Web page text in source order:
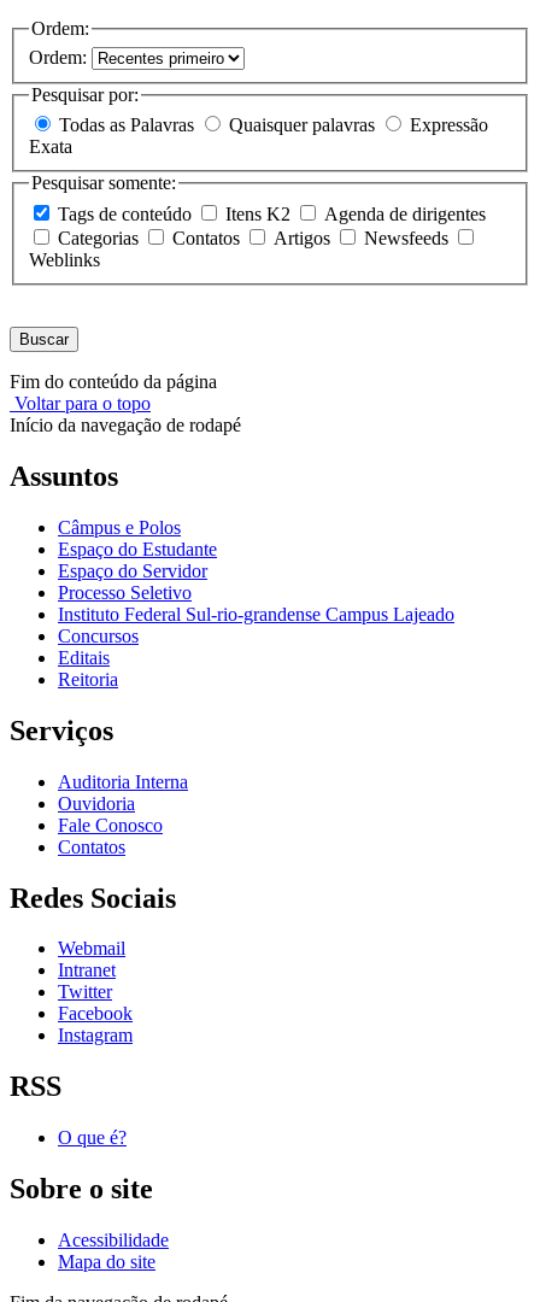
Ordem:
Ordem:
Pesquisar por:
Todas as Palavras
Quaisquer palavras
Exata
Pesquisar somente:
Tags de conteúdo
Itens K2
Agenda de dirigentes
Categorias
Contatos Artigos
Newsfeeds
Weblinks
Buscar
Fim do conteúdo da página
Voltar para o topo
Início da navegação de rodapé
Assuntos
Câmpus e Polos
Espaço do Estudante
Espaço do Servidor
Processo Seletivo
Instituto Federal Sul-rio-grandense Campus Lajeado
Concursos
Editais
Reitoria
Serviços
Auditoria Interna
Ouvidoria
Fale Conosco
Contatos
Redes Sociais
Webmail
Intranet
Twitter
Facebook
Instagram
RSS
O que é?
Sobre o site
Acessibilidade
Mapa do site